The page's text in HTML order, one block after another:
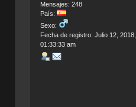
Mensajes: 248
País:
Sexo:
Fecha de registro: Julio 12, 2018,
01:33:33 am